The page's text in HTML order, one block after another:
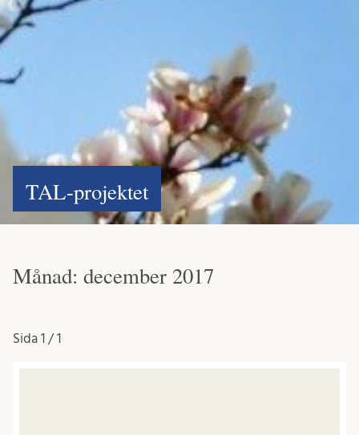
TAL-projektet
Månad: december 2017
Sida 1 / 1